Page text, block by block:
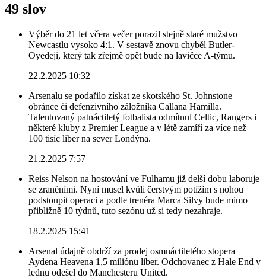
49 slov
Výběr do 21 let včera večer porazil stejně staré mužstvo
Newcastlu vysoko 4:1. V sestavě znovu chyběl Butler-
Oyedeji, který tak zřejmě opět bude na lavičce A-týmu.
22.2.2025 10:32
Arsenalu se podařilo získat ze skotského St. Johnstone
obránce či defenzivního záložníka Callana Hamilla.
Talentovaný patnáctiletý fotbalista odmítnul Celtic, Rangers i
některé kluby z Premier League a v létě zamíří za více než
100 tisíc liber na sever Londýna.
21.2.2025 7:57
Reiss Nelson na hostování ve Fulhamu již delší dobu laboruje
se zraněními. Nyní musel kvůli čerstvým potížím s nohou
podstoupit operaci a podle trenéra Marca Silvy bude mimo
přibližně 10 týdnů, tuto sezónu už si tedy nezahraje.
18.2.2025 15:41
Arsenal údajně obdrží za prodej osmnáctiletého stopera
Aydena Heavena 1,5 miliónu liber. Odchovanec z Hale End v
lednu odešel do Manchesteru United.